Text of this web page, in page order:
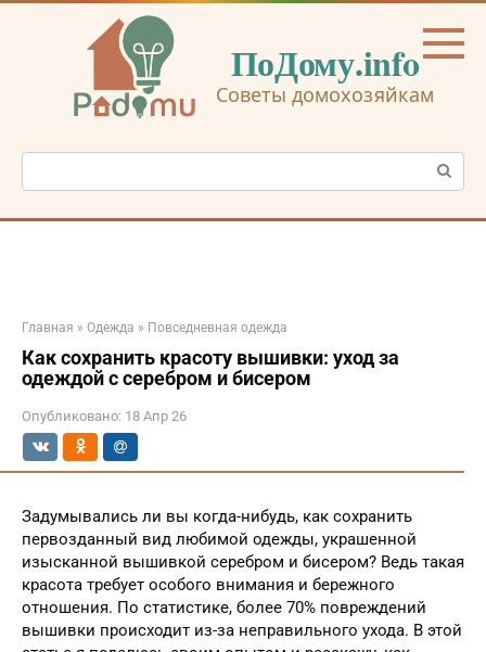
Перейти
ПоДому.info
Советы домохозяйкам
Поиск:
Главная » Одежда » Повседневная одежда
Как сохранить красоту вышивки: уход за
одеждой с серебром и бисером
Опубликовано: 18 Апр 26
Задумывались ли вы когда-нибудь, как сохранить
первозданный вид любимой одежды, украшенной
изысканной вышивкой серебром и бисером? Ведь такая
красота требует особого внимания и бережного
отношения. По статистике, более 70% повреждений
вышивки происходит из-за неправильного ухода. В этой